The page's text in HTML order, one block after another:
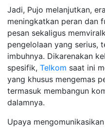
Jadi, Pujo melanjutkan,
meningkatkan peran dan
pesan sekaligus
pengelolaan yang serius,
imbuhnya. Dikarenakan
spesifik, Telkom saat ini
yang khusus mengemas
termasuk membangun
dalamnya.
Upaya